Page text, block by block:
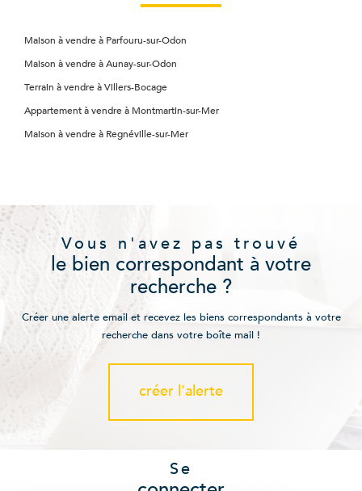
Maison à vendre à Parfouru-sur-Odon
Maison à vendre à Aunay-sur-Odon
Terrain à vendre à Villers-Bocage
Appartement à vendre à Montmartin-sur-Mer
Maison à vendre à Regnéville-sur-Mer
Vous n'avez pas trouvé
le bien correspondant à votre
recherche ?
Créer une alerte email et recevez les biens correspondants à votre
recherche dans votre boîte mail !
créer l'alerte
Se